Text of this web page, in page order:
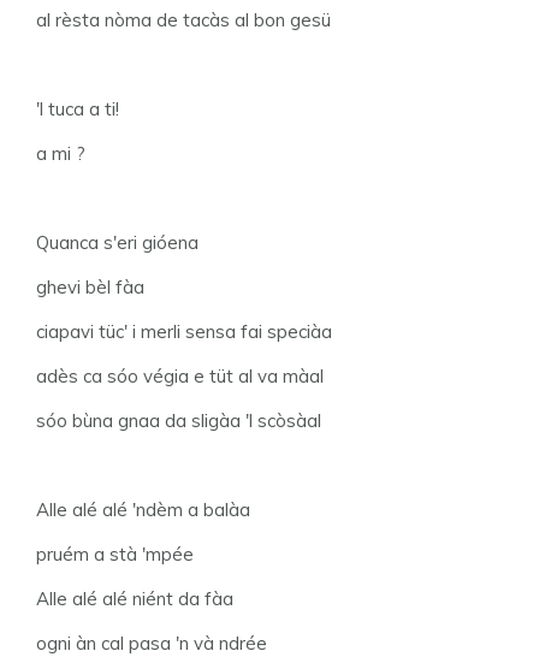
al rèsta nòma de tacàs al bon gesü
'l tuca a ti!
a mi ?
Quanca s'eri gióena
ghevi bèl fàa
ciapavi tüc' i merli sensa fai speciàa
adès ca sóo végia e tüt al va màal
sóo bùna gnaa da sligàa 'l scòsàal
Alle alé alé 'ndèm a balàa
pruém a stà 'mpée
Alle alé alé niént da fàa
ogni àn cal pasa 'n và ndrée